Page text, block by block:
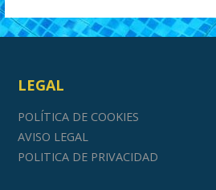
LEGAL
POLÍTICA DE COOKIES
AVISO LEGAL
POLITICA DE PRIVACIDAD